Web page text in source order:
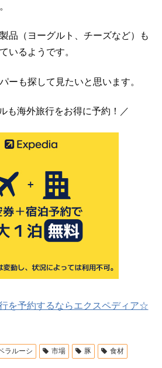
品（ヨーグルト、チーズなど）も
いるようです。
ーも探して見たいと思います。
も海外旅行をお得に予約！／
を予約するならエクスペディア☆
ラルーシ 市場 豚 食材